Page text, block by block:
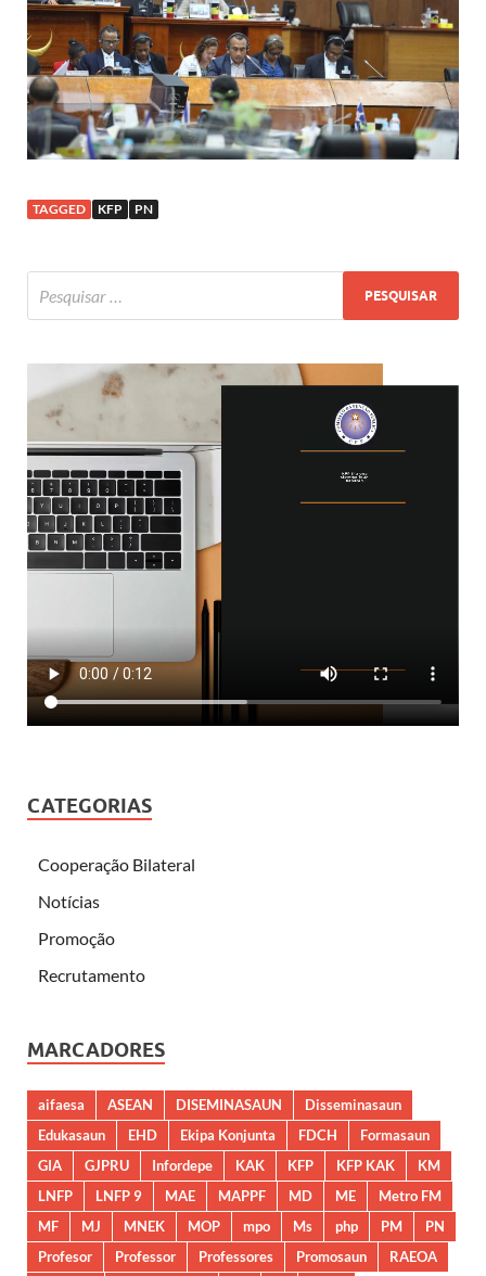
TAGGED KFP PN
CATEGORIAS
Cooperação Bilateral
Notícias
Promoção
Recrutamento
MARCADORES
aifaesa ASEAN DISEMINASAUN
Disseminasaun
Edukasaun
EHD Ekipa Konjunta FDCH
Formasaun
GIA
GJPRU Infordepe KAK KFP KFP KAK
KM
LNFP
LNFP 9 MAE MAPPF MD ME
Metro FM
MF
MJ MNEK MOP mpo Ms php PM
PN
Profesor
Professor Professores Promosaun RAEOA